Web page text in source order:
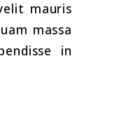
mauris
massa
in